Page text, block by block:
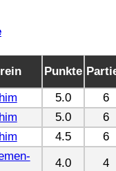
Punkte
5.0
6
5.0
6
4.5
6
4.0 4